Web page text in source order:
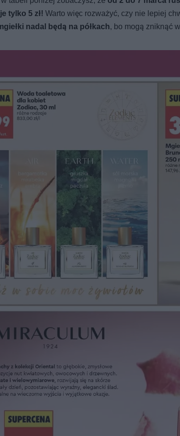
tylko 5 zł! Warto więc rozważyć, czy nie lepiej
nadal będą na półkach, bo mogą zniknąć